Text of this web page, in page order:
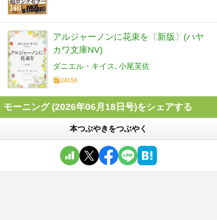
アルジャーノンに花束を〔新版〕(ハヤ
カワ文庫NV)
ダニエル・キイス 小尾芙佐
24150
モーニング (2026年06月18日号)をシェアする
本つぶやきをつぶやく